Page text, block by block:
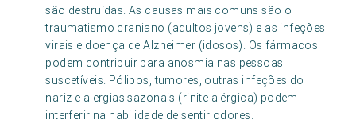
são destruídas. As causas mais comuns são o
traumatismo craniano (adultos jovens) e as infeções
virais e doença de Alzheimer (idosos). Os fármacos
podem contribuir para anosmia nas pessoas
suscetíveis. Pólipos, tumores, outras infeções do
nariz e alergias sazonais (rinite alérgica) podem
interferir na habilidade de sentir odores.